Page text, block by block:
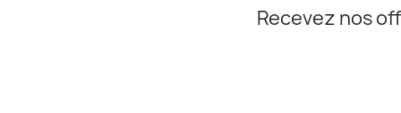
Recevez nos